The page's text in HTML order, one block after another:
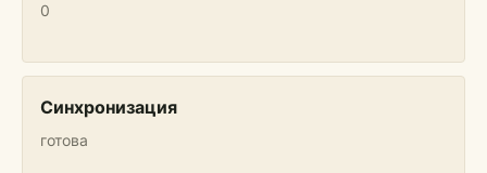
0
Синхронизация
готова